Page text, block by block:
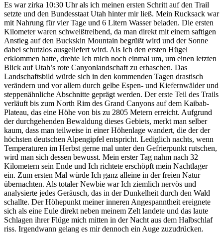
Es war zirka 10:30 Uhr als ich meinen ersten Schritt auf den Trail
setzte und den Bundesstaat Utah hinter mir ließ. Mein Rucksack war
mit Nahrung für vier Tage und 6 Litern Wasser beladen. Die ersten
Kilometer waren schweißtreibend, da man direkt mit einem saftigen
Anstieg auf den Buckskin Mountain begrüßt wird und der Sonne
dabei schutzlos ausgeliefert wird. Als Ich den ersten Hügel
erklommen hatte, drehte Ich mich noch einmal um, um einen letzten
Blick auf Utah’s rote Canyonlandschaft zu erhaschen. Das
Landschaftsbild würde sich in den kommenden Tagen drastisch
verändern und vor allem durch gelbe Espen- und Kiefernwälder und
steppenähnliche Abschnitte geprägt werden. Der erste Teil des Trails
verläuft bis zum North Rim des Grand Canyons auf dem Kaibab-
Plateau, das eine Höhe von bis zu 2805 Metern erreicht. Aufgrund
der durchgehenden Bewaldung dieses Gebiets, merkt man selber
kaum, dass man teilweise in einer Höhenlage wandert, die der der
höchsten deutschen Alpengipfel entspricht. Lediglich nachts, wenn
Temperaturen im Herbst gerne mal unter den Gefrierpunkt rutschen,
wird man sich dessen bewusst. Mein erster Tag nahm nach 32
Kilometern sein Ende und Ich richtete erschöpft mein Nachtlager
ein. Zum ersten Mal würde Ich ganz alleine in der freien Natur
übernachten. Als totaler Newbie war Ich ziemlich nervös und
analysierte jedes Geräusch, das in der Dunkelheit durch den Wald
schallte. Der Höhepunkt meiner inneren Angespanntheit ereignete
sich als eine Eule direkt neben meinem Zelt landete und das laute
Schlagen ihrer Flüge mich mitten in der Nacht aus dem Halbschlaf
riss. Irgendwann gelang es mir dennoch ein Auge zuzudrücken.